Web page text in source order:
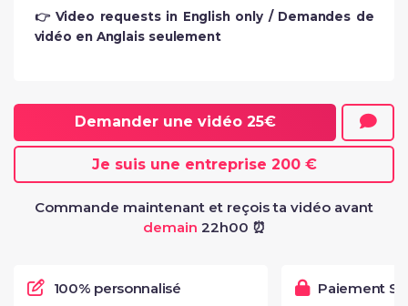
👉 Video requests in English only / Demandes de
vidéo en Anglais seulement
Demander une vidéo 25€
Je suis une entreprise 200 €
Commande maintenant et reçois ta vidéo avant
demain 22h00 ⏰
100% personnalisé Paiement